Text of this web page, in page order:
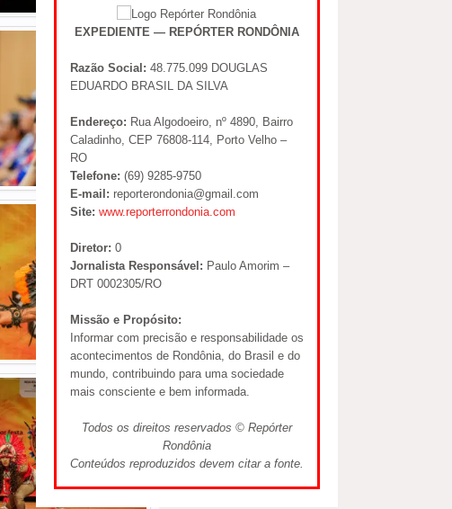
EXPEDIENTE — REPÓRTER RONDÔNIA
Razão Social: 48.775.099 DOUGLAS
EDUARDO BRASIL DA SILVA
Endereço: Rua Algodoeiro, nº 4890, Bairro
Caladinho, CEP 76808-114, Porto Velho –
RO
Telefone: (69) 9285-9750
E-mail: reporterondonia@gmail.com
Site: www.reporterrondonia.com
Diretor: 0
Jornalista Responsável: Paulo Amorim –
DRT 0002305/RO
Missão e Propósito:
Informar com precisão e responsabilidade os
acontecimentos de Rondônia, do Brasil e do
mundo, contribuindo para uma sociedade
mais consciente e bem informada.
Todos os direitos reservados © Repórter
Rondônia
Conteúdos reproduzidos devem citar a fonte.